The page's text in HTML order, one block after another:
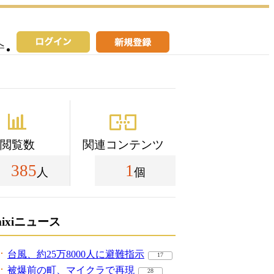
閲覧数
385 人
関連コンテンツ
1 個
ニュース
台風、約25万8000人に避難指示 17
被爆前の町、マイクラで再現 28